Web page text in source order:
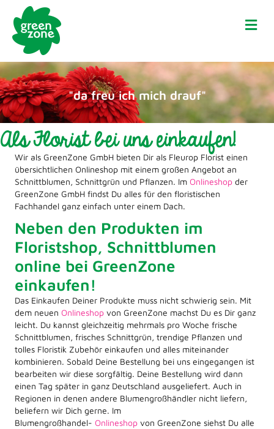
"da freu ich mich drauf"
Als Florist bei uns einkaufen!
Wir als GreenZone GmbH bieten Dir als Fleurop Florist einen
übersichtlichen Onlineshop mit einem großen Angebot an
Schnittblumen, Schnittgrün und Pflanzen. Im Onlineshop der
GreenZone GmbH findst Du alles für den floristischen
Fachhandel ganz einfach unter einem Dach.
Neben den Produkten im
Floristshop, Schnittblumen
online bei GreenZone
einkaufen!
Das Einkaufen Deiner Produkte muss nicht schwierig sein. Mit
dem neuen Onlineshop von GreenZone machst Du es Dir ganz
leicht. Du kannst gleichzeitig mehrmals pro Woche frische
Schnittblumen, frisches Schnittgrün, trendige Pflanzen und
tolles Floristik Zubehör einkaufen und alles miteinander
kombinieren. Sobald Deine Bestellung bei uns eingegangen ist
bearbeiten wir diese sorgfältig. Deine Bestellung wird dann
einen Tag später in ganz Deutschland ausgeliefert. Auch in
Regionen in denen andere Blumengroßhändler nicht liefern,
beliefern wir Dich gerne. Im
Blumengroßhandel- Onlineshop von GreenZone siehst Du alle